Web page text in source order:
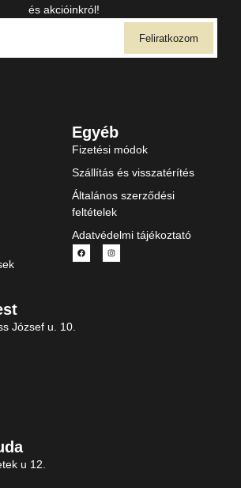
és akcióinkról!
Feliratkozom
Egyéb
Fizetési módok
Szállítás és visszatérítés
Általános szerződési
feltételek
Adatvédelmi tájékoztató
József u. 10.
u 12.